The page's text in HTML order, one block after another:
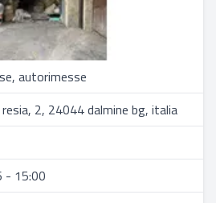
autorimesse
resia, 2, 24044 dalmine bg, italia
15:00